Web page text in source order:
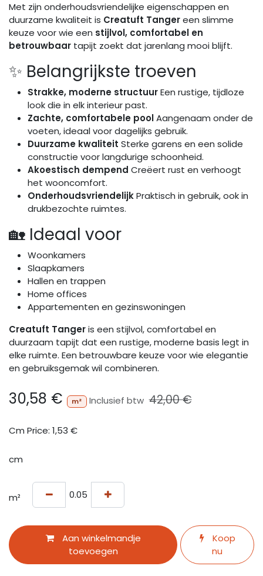
Met zijn onderhoudsvriendelijke eigenschappen en
duurzame kwaliteit is Creatuft Tangereen slimme
keuze voor wie een stijlvol, comfortabel en
betrouwbaar tapijt zoekt dat jarenlang mooi blijft.
✨ Belangrijkste troeven
Strakke, moderne structuurEen rustige, tijdloze
look die in elk interieur past.
Zachte, comfortabele poolAangenaam onder de
voeten, ideaal voor dagelijks gebruik.
Duurzame kwaliteit Sterke garens en een solide
constructie voor langdurige schoonheid.
Akoestisch dempend Creëert rust en verhoogt
het wooncomfort.
OnderhoudsvriendelijkPraktisch in gebruik, ook in
drukbezochte ruimtes.
🏡 Ideaal voor
Woonkamers
Slaapkamers
Hallen en trappen
Home offices
Appartementen en gezinswoningen
Creatuft Tangeris een stijlvol, comfortabel en
duurzaam tapijt dat een rustige, moderne basis legt in
elke ruimte. Een betrouwbare keuze voor wie elegantie
en gebruiksgemak wil combineren.
30,58 € m² Inclusief btw 42,00€
Cm Price: 1,53 €
cm
m²
Aan winkelmandje
toevoegen
Koop
nu